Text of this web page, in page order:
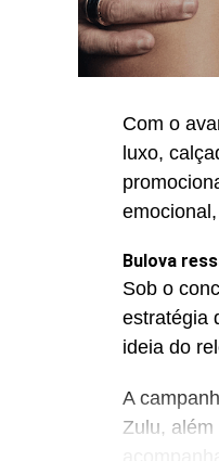
Com o
luxo,
Bulova
Sob o
estratégia
ideia do
A
Zulu, além